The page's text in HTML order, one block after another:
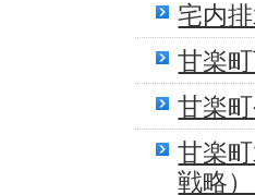
宅内
甘楽
甘楽
甘楽
戦略